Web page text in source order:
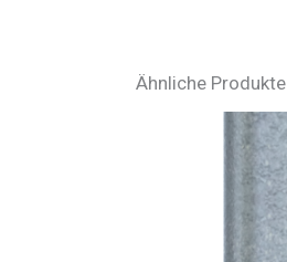
Ähnliche Produkte